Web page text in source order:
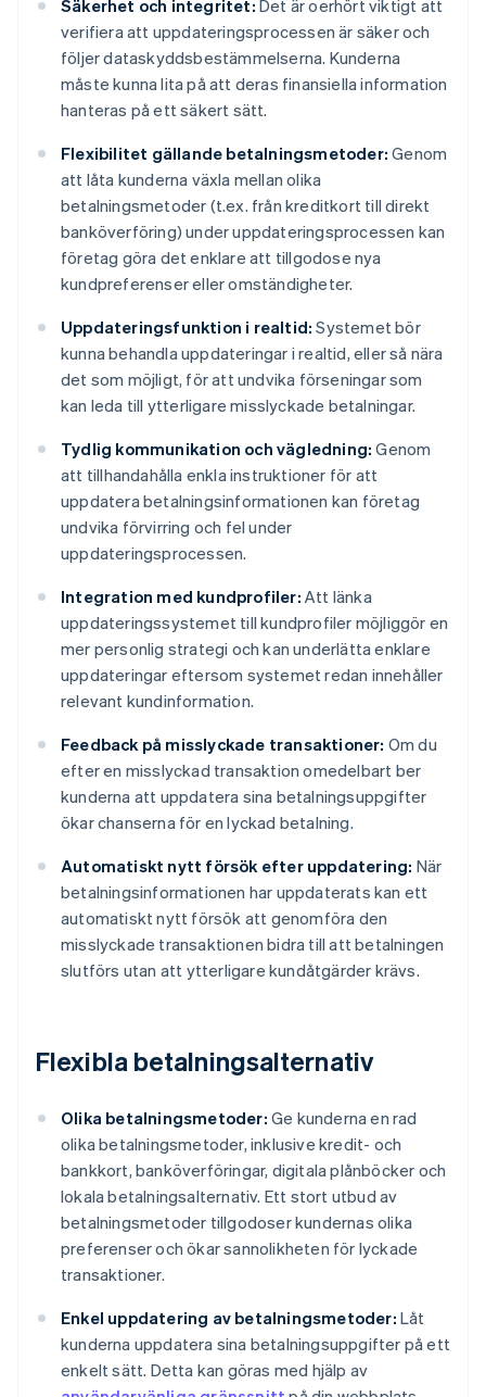
Säkerhet och integritet: Det är oerhört viktigt att
verifiera att uppdateringsprocessen är säker och
följer dataskyddsbestämmelserna. Kunderna
måste kunna lita på att deras finansiella information
hanteras på ett säkert sätt.
Flexibilitet gällande betalningsmetoder: Genom
att låta kunderna växla mellan olika
betalningsmetoder (t.ex. från kreditkort till direkt
banköverföring) under uppdateringsprocessen kan
företag göra det enklare att tillgodose nya
kundpreferenser eller omständigheter.
Uppdateringsfunktion i realtid: Systemet bör
kunna behandla uppdateringar i realtid, eller så nära
det som möjligt, för att undvika förseningar som
kan leda till ytterligare misslyckade betalningar.
Tydlig kommunikation och vägledning: Genom
att tillhandahålla enkla instruktioner för att
uppdatera betalningsinformationen kan företag
undvika förvirring och fel under
uppdateringsprocessen.
Integration med kundprofiler: Att länka
uppdateringssystemet till kundprofiler möjliggör en
mer personlig strategi och kan underlätta enklare
uppdateringar eftersom systemet redan innehåller
relevant kundinformation.
Feedback på misslyckade transaktioner: Om du
efter en misslyckad transaktion omedelbart ber
kunderna att uppdatera sina betalningsuppgifter
ökar chanserna för en lyckad betalning.
Automatiskt nytt försök efter uppdatering: När
betalningsinformationen har uppdaterats kan ett
automatiskt nytt försök att genomföra den
misslyckade transaktionen bidra till att betalningen
slutförs utan att ytterligare kundåtgärder krävs.
Flexibla betalningsalternativ
Olika betalningsmetoder: Ge kunderna en rad
olika betalningsmetoder, inklusive kredit- och
bankkort, banköverföringar, digitala plånböcker och
lokala betalningsalternativ. Ett stort utbud av
betalningsmetoder tillgodoser kundernas olika
preferenser och ökar sannolikheten för lyckade
transaktioner.
Enkel uppdatering av betalningsmetoder: Låt
kunderna uppdatera sina betalningsuppgifter på ett
enkelt sätt. Detta kan göras med hjälp av